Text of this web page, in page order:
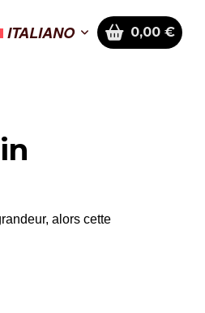
ITALIANO 0,00 €
alors cette